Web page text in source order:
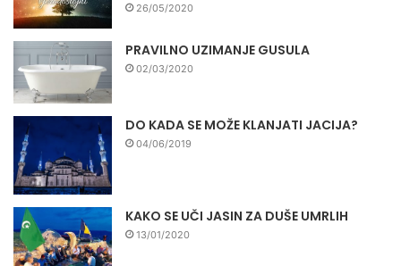
26/05/2020
PRAVILNO UZIMANJE GUSULA
02/03/2020
DO KADA SE MOŽE KLANJATI JACIJA?
04/06/2019
KAKO SE UČI JASIN ZA DUŠE UMRLIH
13/01/2020